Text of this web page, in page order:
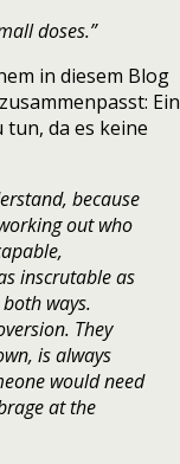
doses.”
in diesem Blog
Ein
da es keine
because
out who
inscrutable as
ways.
They
is always
would need
at the